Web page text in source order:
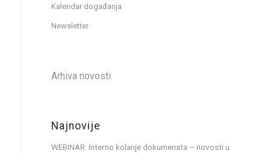
Kalendar događanja
Newsletter
Arhiva novosti
Najnovije
WEBINAR: Interno kolanje dokumenata – novosti u